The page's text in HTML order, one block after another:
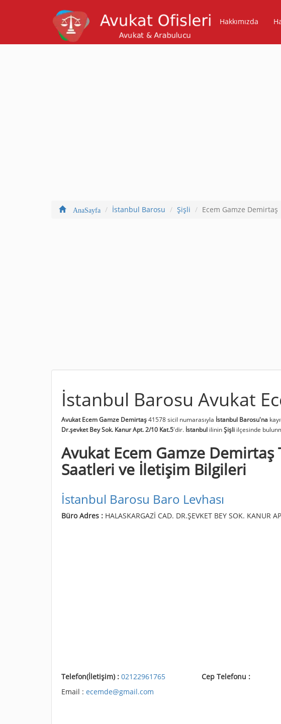
Hakkımızda
AnaSayfa İstanbul Barosu Şişli Ecem Gamze Demirtaş
İstanbul Barosu Avukat
Avukat Ecem Gamze Demirtaş41578 sicil numarasıyla İstanbul Barosu'na
Dr.şevket Bey Sok. Kanur Apt. 2/10 Kat.5'dir. İstanbul ilininŞişli ilçesinde
Avukat Ecem Gamze Demirtaş
Saatleri ve İletişim Bilgileri
İstanbul Barosu Baro Levhası
Büro Adres : HALASKARGAZİ CAD. DR.ŞEVKET BEY SOK. KANUR
Telefon(İletişim) : 02122961765
Cep Telefonu :
Email : ecemde@gmail.com